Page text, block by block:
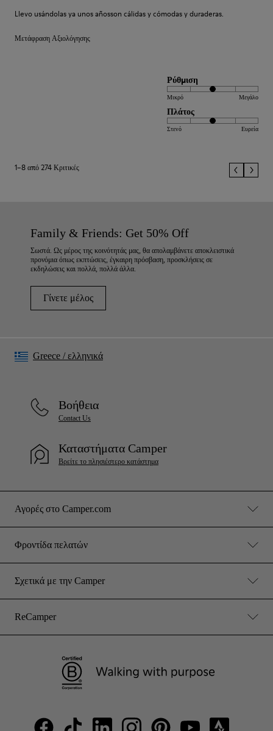
Llevo usándolas ya unos añosson cálidas y cómodas y duraderas.
Μετάφραση Αξιολόγησης
Ρύθμιση
Μικρό Μεγάλο
Πλάτος
Στενό Ευρεία
1–8 από 274 Κριτικές
Family & Friends: Get 50% Off
Σωστά. Ως μέρος της κοινότητάς μας, θα απολαμβάνετε αποκλειστικά
προνόμια όπως εκπτώσεις, έγκαιρη πρόσβαση, προσκλήσεις σε
εκδηλώσεις και πολλά, πολλά άλλα.
Γίνετε μέλος
Αγορές στο Camper.com
Φροντίδα πελατών
Σχετικά με την Camper
ReCamper
Βοήθεια
Contact Us
Καταστήματα Camper
Βρείτε το πλησιέστερο κατάστημα
Greece /ελληνικά